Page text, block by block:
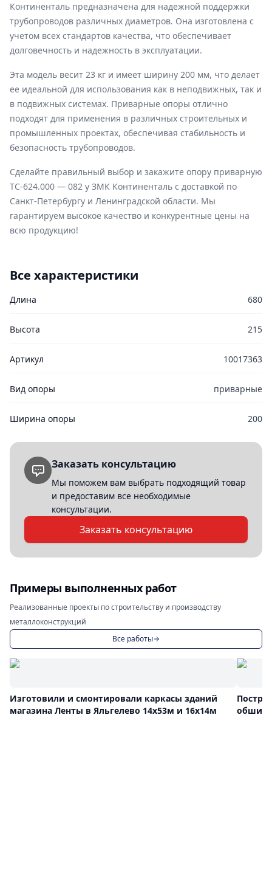
Континенталь предназначена для надежной поддержки
трубопроводов различных диаметров. Она изготовлена с
учетом всех стандартов качества, что обеспечивает
долговечность и надежность в эксплуатации.
Эта модель весит 23 кг и имеет ширину 200 мм, что делает
ее идеальной для использования как в неподвижных, так и
в подвижных системах. Приварные опоры отлично
подходят для применения в различных строительных и
промышленных проектах, обеспечивая стабильность и
безопасность трубопроводов.
Сделайте правильный выбор и закажите опору приварную
ТС-624.000 — 082 у ЗМК Континенталь с доставкой по
Санкт-Петербургу и Ленинградской области. Мы
гарантируем высокое качество и конкурентные цены на
всю продукцию!
Все характеристики
Длина 680
Высота 215
Артикул 10017363
Вид опоры приварные
Ширина опоры 200
Заказать консультацию
Мы поможем вам выбрать подходящий товар
и предоставим все необходимые
консультации.
Заказать консультацию
Примеры выполненных работ
Реализованные проекты по строительству и производству
металлоконструкций
Все работы
Изготовили и смонтировали каркасы зданий
магазина Ленты в Яльгелево 14х53м и 16х14м